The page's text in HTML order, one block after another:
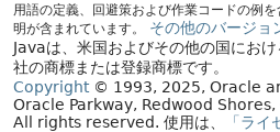
用語の定義、回避策および作業コードの例
明が含まれています。
その他のバージョ
Javaは、米国およびその他の国にお
社の商標または登録商標です。
Copyright© 1993, 2025, Oracle
Oracle Parkway, Redwood Shores,
All rights reserved. 使用は、 「ライ